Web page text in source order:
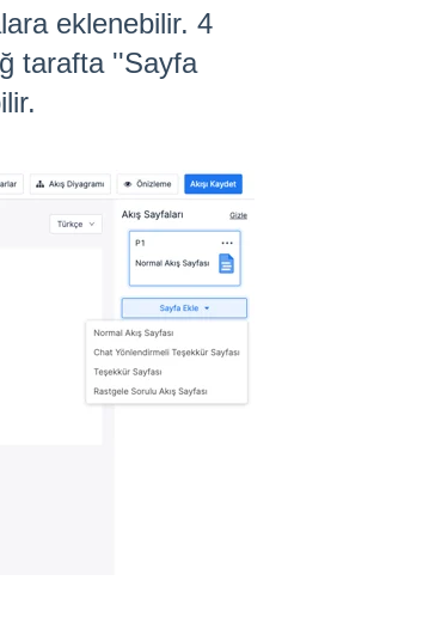
eklenebilir. 4
tarafta ''Sayfa